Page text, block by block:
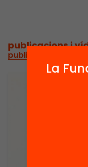
publicacions i
publicacions i
La